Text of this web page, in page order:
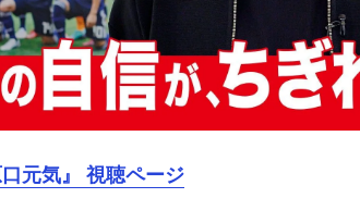
元気』 視聴ページ